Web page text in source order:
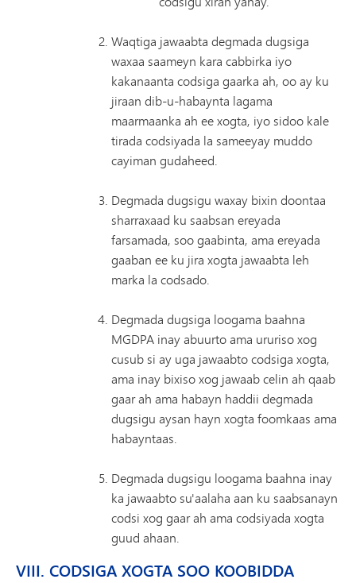
Waqtiga jawaabta degmada dugsiga
waxaa saameyn kara cabbirka iyo
kakanaanta codsiga gaarka ah, oo ay ku
jiraan dib-u-habaynta lagama
maarmaanka ah ee xogta, iyo sidoo kale
tirada codsiyada la sameeyay muddo
cayiman gudaheed.
Degmada dugsigu waxay bixin doontaa
sharraxaad ku saabsan ereyada
farsamada, soo gaabinta, ama ereyada
gaaban ee ku jira xogta jawaabta leh
marka la codsado.
Degmada dugsiga loogama baahna
MGDPA inay abuurto ama ururiso xog
cusub si ay uga jawaabto codsiga xogta,
ama inay bixiso xog jawaab celin ah qaab
gaar ah ama habayn haddii degmada
dugsigu aysan hayn xogta foomkaas ama
habayntaas.
Degmada dugsigu loogama baahna inay
ka jawaabto su'aalaha aan ku saabsanayn
codsi xog gaar ah ama codsiyada xogta
guud ahaan.
VIII. CODSIGA XOGTA SOO KOOBIDDA